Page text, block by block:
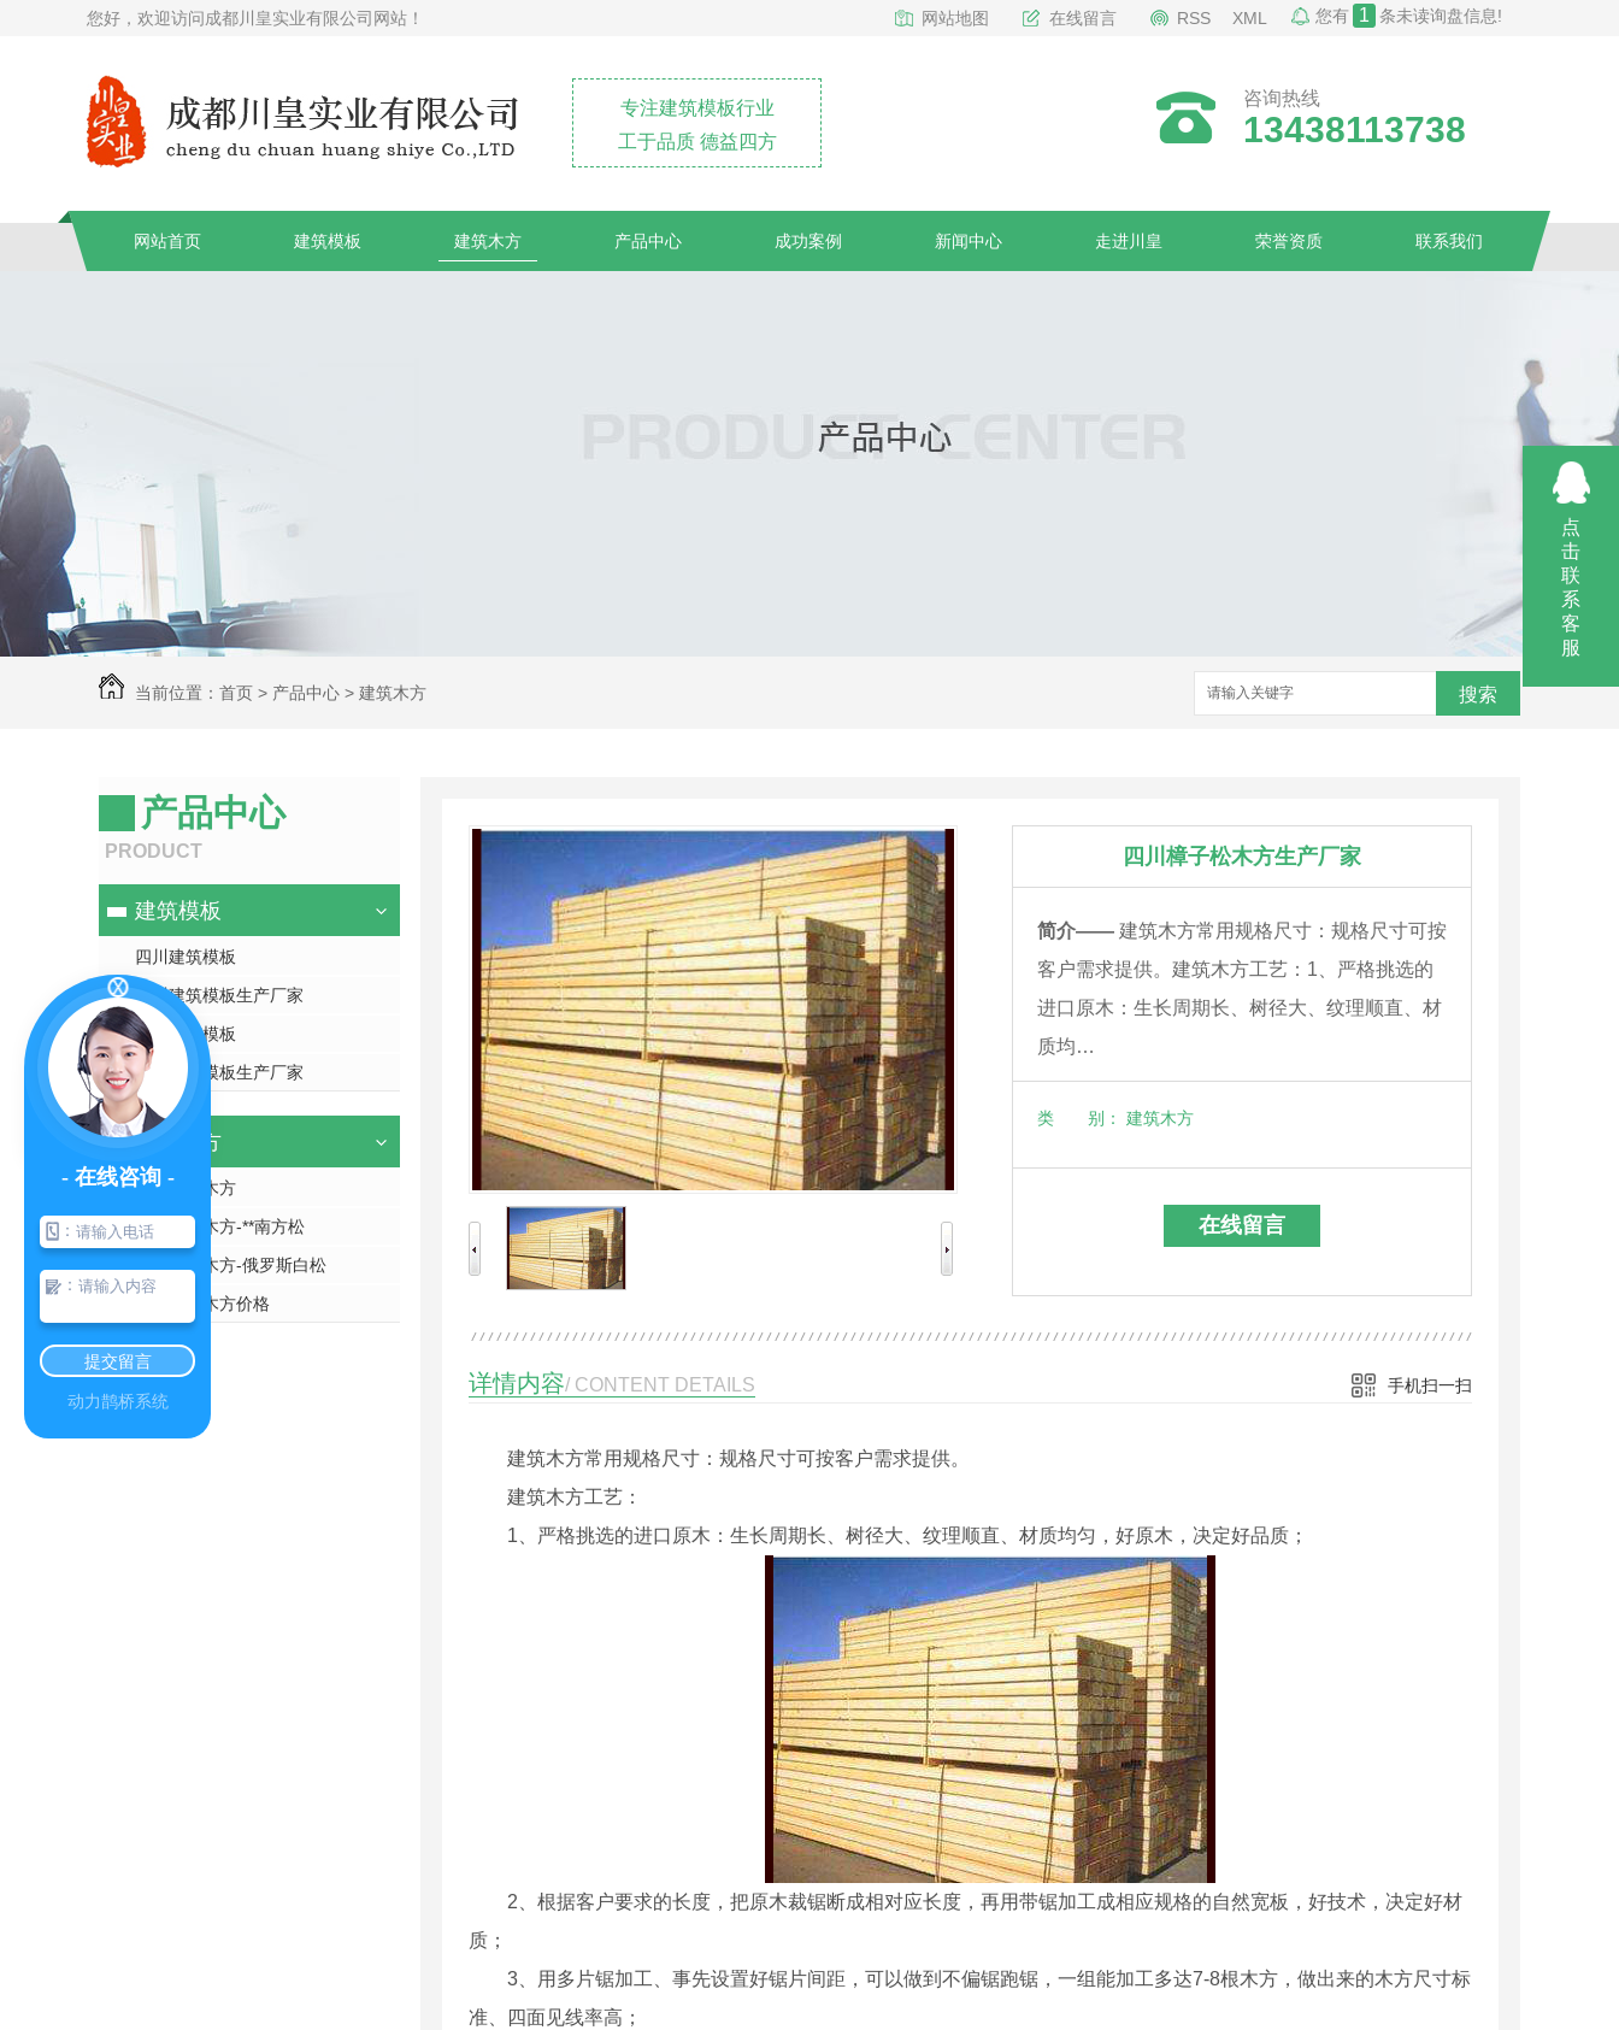
您好，欢迎访问成都川皇实业有限公司网站！ 网站地图 在线留言 RSS XML 您有 1 条未读询盘信息!
专注建筑模板行业
工于品质 德益四方
咨询热线
13438113738
网站首页 建筑模板 建筑木方 产品中心 成功案例 新闻中心 走进川皇 荣誉资质 联系我们
当前位置： 首页 > 产品中心 > 建筑木方 搜索
产品中心
PRODUCT
建筑模板
四川建筑模板
四川建筑模板生产厂家
广西建筑模板
广西建筑模板生产厂家
建筑木方
四川建筑木方
四川建筑木方-**南方松
四川白松木方-俄罗斯白松
四川白松木方价格
四川樟子松木方生产厂家
简介—— 建筑木方常用规格尺寸：规格尺寸可按
客户需求提供。建筑木方工艺：1、严格挑选的
进口原木：生长周期长、树径大、纹理顺直、材
质均…
类 别： 建筑木方
在线留言
详情内容/ CONTENT DETAILS 手机扫一扫
建筑木方常用规格尺寸：规格尺寸可按客户需求提供。
建筑木方工艺：
1、严格挑选的进口原木：生长周期长、树径大、纹理顺直、材质均匀，好原木，决定好品质；
2、根据客户要求的长度，把原木裁锯断成相对应长度，再用带锯加工成相应规格的自然宽板，好技术，决定好材
质；
3、用多片锯加工、事先设置好锯片间距，可以做到不偏锯跑锯，一组能加工多达7-8根木方，做出来的木方尺寸标
准、四面见线率高；
点
击
联
系
客
服
- 在线咨询 -
：
：
提交留言
动力鹊桥系统